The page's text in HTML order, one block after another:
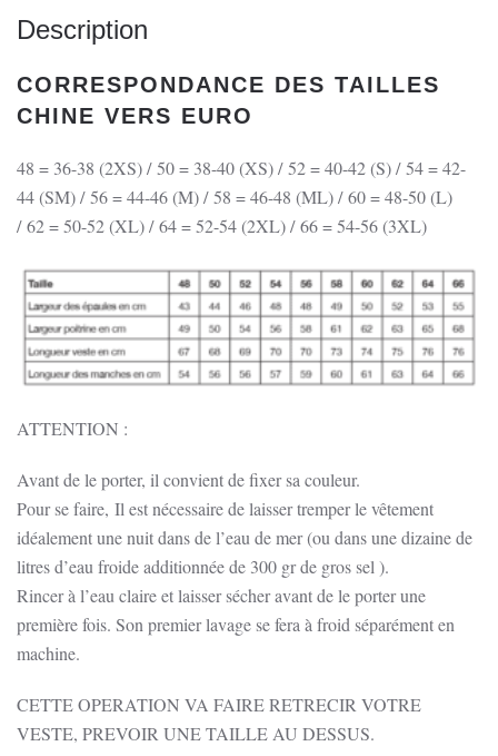
Veste
Bleu
de
Chine
Arrivée
du
Tour
Corse
Automobile,
Ajaccio
Description
CORRESPONDANCE DES TAILLES
CHINE VERS EURO
48 = 36-38 (2XS) / 50 = 38-40 (XS) / 52 = 40-42 (S) / 54 = 42-
44 (SM) / 56 = 44-46 (M) / 58 = 46-48 (ML) / 60 = 48-50 (L)
/ 62 = 50-52 (XL) / 64 = 52-54 (2XL) / 66 = 54-56 (3XL)
ATTENTION :
Avant de le porter, il convient de fixer sa couleur.
Pour se faire, Il est nécessaire de laisser tremper le vêtement
idéalement une nuit dans de l’eau de mer (ou dans une dizaine de
litres d’eau froide additionnée de 300 gr de gros sel ).
Rincer à l’eau claire et laisser sécher avant de le porter une
première fois. Son premier lavage se fera à froid séparément en
machine.
CETTE OPERATION VA FAIRE RETRECIR VOTRE
VESTE, PREVOIR UNE TAILLE AU DESSUS.